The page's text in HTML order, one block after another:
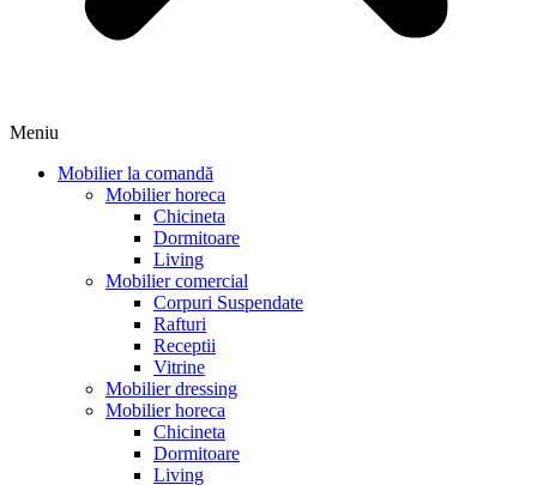
Meniu
Mobilier la comandă
Mobilier horeca
Chicineta
Dormitoare
Living
Mobilier comercial
Corpuri Suspendate
Rafturi
Receptii
Vitrine
Mobilier dressing
Mobilier horeca
Chicineta
Dormitoare
Living